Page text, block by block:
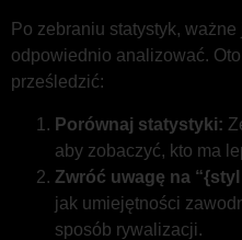
Po zebraniu statystyk,
odpowiednio analizować.
prześledzić:
Porównaj statystyki:
aby zobaczyć, kto ma
Zwróć uwagę na
jak umiejętności
sposób rywalizacji.